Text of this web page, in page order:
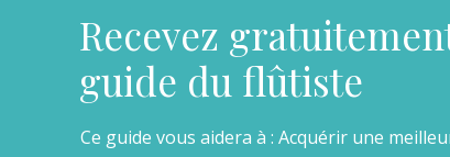
Recevez
guide du flûtiste
Ce guide vous aidera à : Acquérir une